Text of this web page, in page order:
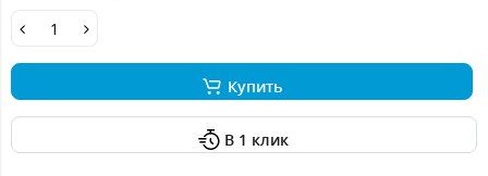
Купить
В 1 клик